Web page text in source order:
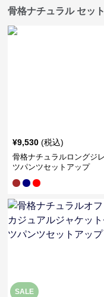
骨格ナチュラル セッ
¥9,530 (税込)
骨格ナチュラルロングジ
ツパンツセットアップ
SALE